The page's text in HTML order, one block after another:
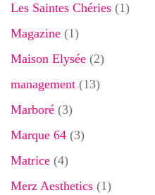
Les Saintes Chéries (1)
Magazine (1)
Maison Elysée (2)
management (13)
Marboré (3)
Marque 64 (3)
Matrice (4)
Merz Aesthetics (1)